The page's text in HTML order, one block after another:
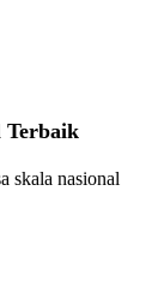
Terbaik
skala nasional